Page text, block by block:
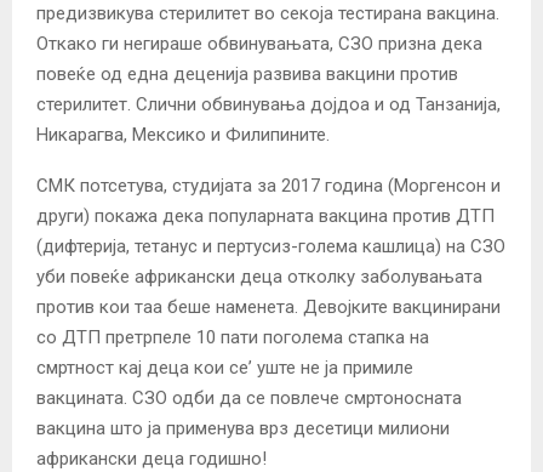
предизвикува стерилитет во секоја тестирана вакцина.
Откако ги негираше обвинувањата, СЗО призна дека
повеќе од една деценија развива вакцини против
стерилитет. Слични обвинувања дојдоа и од Танзанија,
Никарагва, Мексико и Филипините.
СМК потсетува, студијата за 2017 година (Моргенсон и
други) покажа дека популарната вакцина против ДТП
(дифтерија, тетанус и пертусиз-голема кашлица) на СЗО
уби повеќе африкански деца отколку заболувањата
против кои таа беше наменета. Девојките вакцинирани
со ДТП претрпеле 10 пати поголема стапка на
смртност кај деца кои се’ уште не ја примиле
вакцината. СЗО одби да се повлече смртоносната
вакцина што ја применува врз десетици милиони
африкански деца годишно!